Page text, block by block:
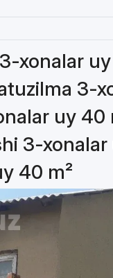
xonalar
3-
uy 40
3-xonalar
40 m²